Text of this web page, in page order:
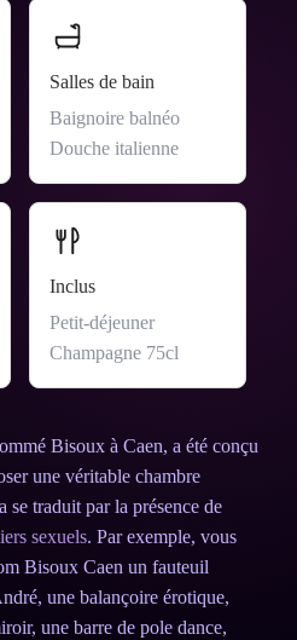
Salles de bain
Baignoire balnéo
Douche italienne
Inclus
Petit-déjeuner
Champagne 75cl
Bisoux à Caen, a été conçu
une véritable chambre
se traduit par la présence de
sexuels. Par exemple, vous
Bisoux Caen un fauteuil
une balançoire érotique,
une barre de pole dance,